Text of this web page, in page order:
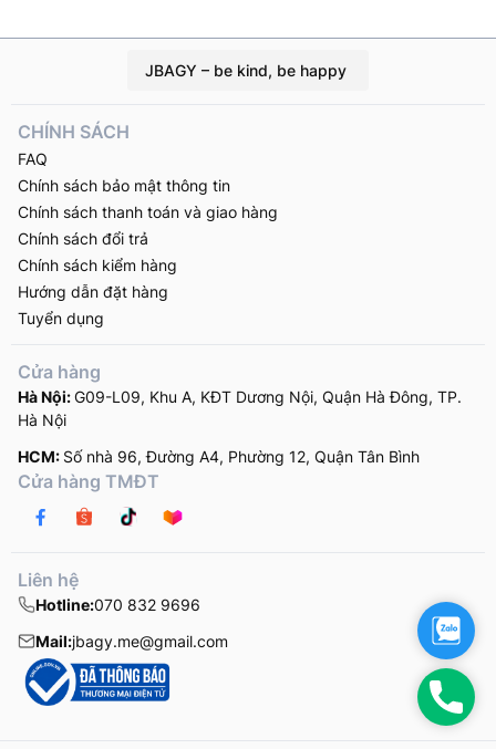
thành mụn cám, mụn đầu đen. Thói quen sinh hoạt bận
rộn, ít chăm sóc da càng làm tình […]
JBAGY – be kind, be happy
Liên hệ
Hotline:070 832 9696
Mail:jbagy.me@gmail.com
Cửa hàng
Hà Nội:G09-L09, Khu A, KĐT Dương Nội, Quận Hà Đông, TP.
Hà Nội
HCM: Số nhà 96, Đường A4, Phường 12, Quận Tân Bình
Cửa hàng TMĐT
CHÍNH SÁCH
FAQ
Chính sách bảo mật thông tin
Chính sách thanh toán và giao hàng
Chính sách đổi trả
Chính sách kiểm hàng
Hướng dẫn đặt hàng
Tuyển dụng
Zalo